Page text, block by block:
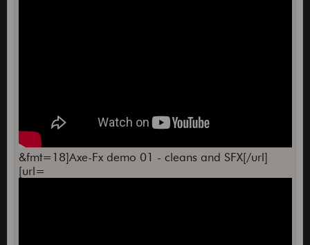
&fmt=18]Axe-Fx demo 01 - cleans and SFX[/url]
[url=